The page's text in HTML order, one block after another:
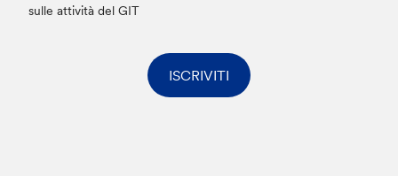
sulle attività del GIT
ISCRIVITI